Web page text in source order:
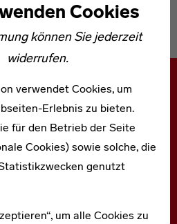
Cookies
können Sie jederzeit
widerrufen.
verwendet Cookies, um
Erlebnis zu bieten.
für den Betrieb der Seite
Cookies) sowie solche, die
genutzt
um alle Cookies zu
4
PKW
ist eine Anregung für eine
und nicht als
oder die
buchbar.